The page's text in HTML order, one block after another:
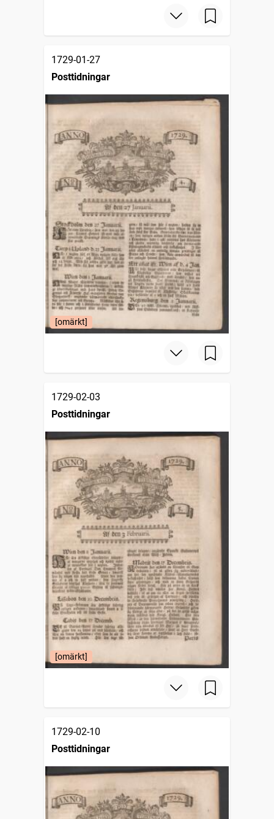
1729-01-27
Posttidningar
[omärkt]
1729-02-03
Posttidningar
[omärkt]
1729-02-10
Posttidningar